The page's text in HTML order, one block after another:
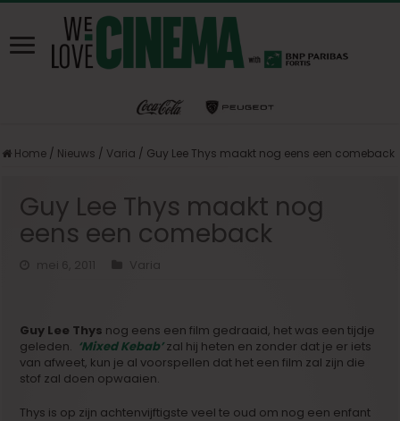
Home / Nieuws / Varia / Guy Lee Thys maakt nog eens een comeback
Guy Lee Thys maakt nog
eens een comeback
Varia
Guy Lee Thys nog eens een film gedraaid, het was een tijdje
geleden. ‘Mixed Kebab’zal hij heten en zonder dat je er iets
van afweet, kun je al voorspellen dat het een film zal zijn die
stof zal doen opwaaien.
Thys is op zijn achtenvijftigste veel te oud om nog een enfant